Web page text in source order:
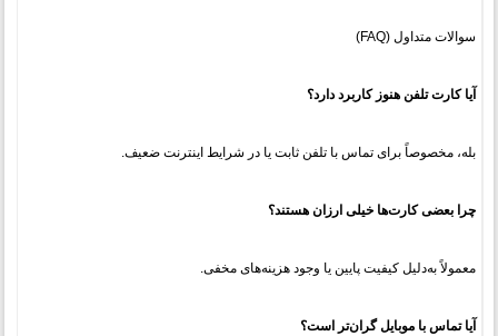
سوالات متداول (FAQ)
آیا کارت تلفن هنوز کاربرد دارد؟
بله، مخصوصاً برای تماس با تلفن ثابت یا در شرایط اینترنت ضعیف.
چرا بعضی کارت‌ها خیلی ارزان هستند؟
معمولاً به‌دلیل کیفیت پایین یا وجود هزینه‌های مخفی.
آیا تماس با موبایل گران‌تر است؟